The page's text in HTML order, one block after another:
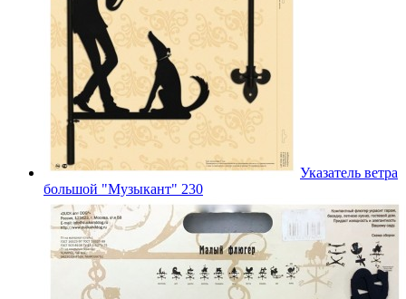
Указатель ветра
большой "Музыкант" 230